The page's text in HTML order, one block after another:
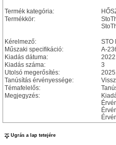
Termék kategória:
Termékkör:
Kérelmező:
STO
Műszaki specifikáció:
A-
Kiadás dátuma:
Kiadás száma:
3
Utolsó megerősítés:
Tanúsítás érvényessége:
Témafelelős:
Megjegyzés:
Ugrás a lap tetejére